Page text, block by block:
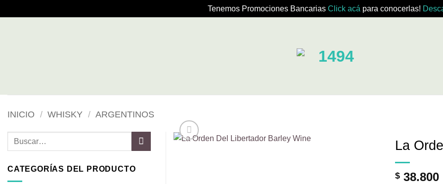
Tenemos Promociones Bancarias Click acá para conocerlas!
INICIO / WHISKY / ARGENTINOS
La
$ 38.800
Buscar
CATEGORÍAS DEL PRODUCTO